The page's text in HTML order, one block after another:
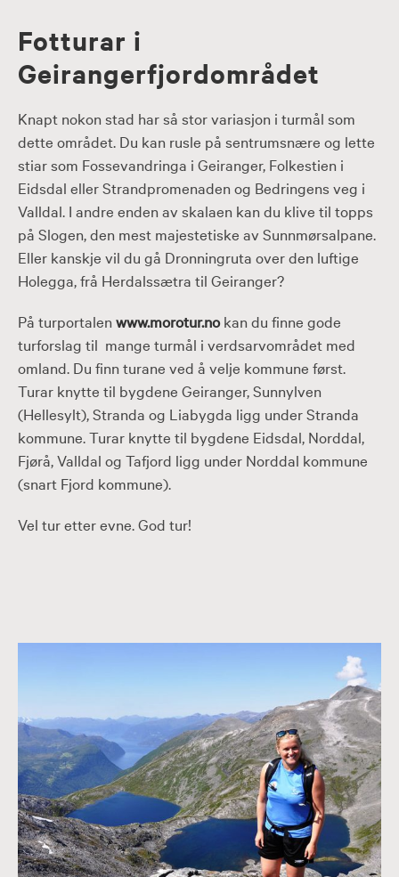
Fotturar i
Geirangerfjordområdet
Knapt nokon stad har så stor variasjon i turmål som
dette området. Du kan rusle på sentrumsnære og lette
stiar som Fossevandringa i Geiranger, Folkestien i
Eidsdal eller Strandpromenaden og Bedringens veg i
Valldal. I andre enden av skalaen kan du klive til topps
på Slogen, den mest majestetiske av Sunnmørsalpane.
Eller kanskje vil du gå Dronningruta over den luftige
Holegga, frå Herdalssætra til Geiranger?
På turportalen www.morotur.no kan du finne gode
turforslag til mange turmål i verdsarvområdet med
omland. Du finn turane ved å velje kommune først.
Turar knytte til bygdene Geiranger, Sunnylven
(Hellesylt), Stranda og Liabygda ligg under Stranda
kommune. Turar knytte til bygdene Eidsdal, Norddal,
Fjørå, Valldal og Tafjord ligg under Norddal kommune
(snart Fjord kommune).
Vel tur etter evne. God tur!